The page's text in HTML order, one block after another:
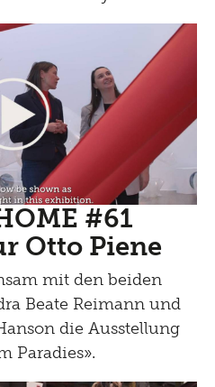
#61
Otto Piene
mit den beiden
Beate Reimann und
die Ausstellung
Paradies».